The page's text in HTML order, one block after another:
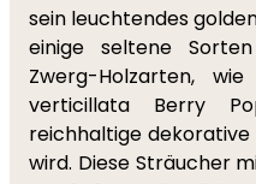
sein leuchtendes
einige seltene
Zwerg-Holzarten,
verticillata Berry
reichhaltige
wird. Diese Sträucher